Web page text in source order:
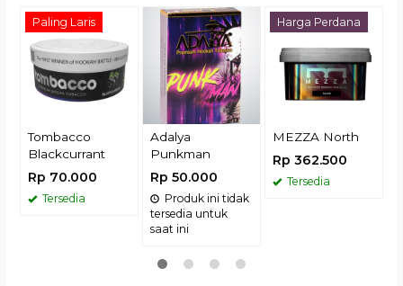
Paling Laris
Tombacco
Blackcurrant
Rp 70.000
Tersedia
Adalya
Punkman
Rp 50.000
Produk ini tidak
tersedia untuk
saat ini
Harga Perdana
MEZZA North
Rp 362.500
Tersedia